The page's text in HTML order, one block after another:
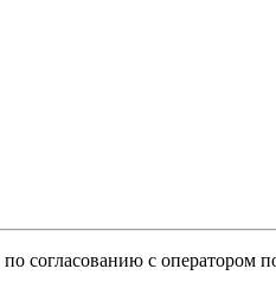
согласованию с оператором